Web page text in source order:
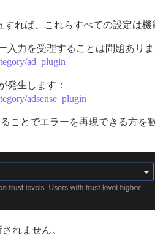
れば、これらすべての設定は機
力を受理することは問題ありま
ad_plugin
発生します：
adsense_plugin
ことでエラーを再現できる方
れません。